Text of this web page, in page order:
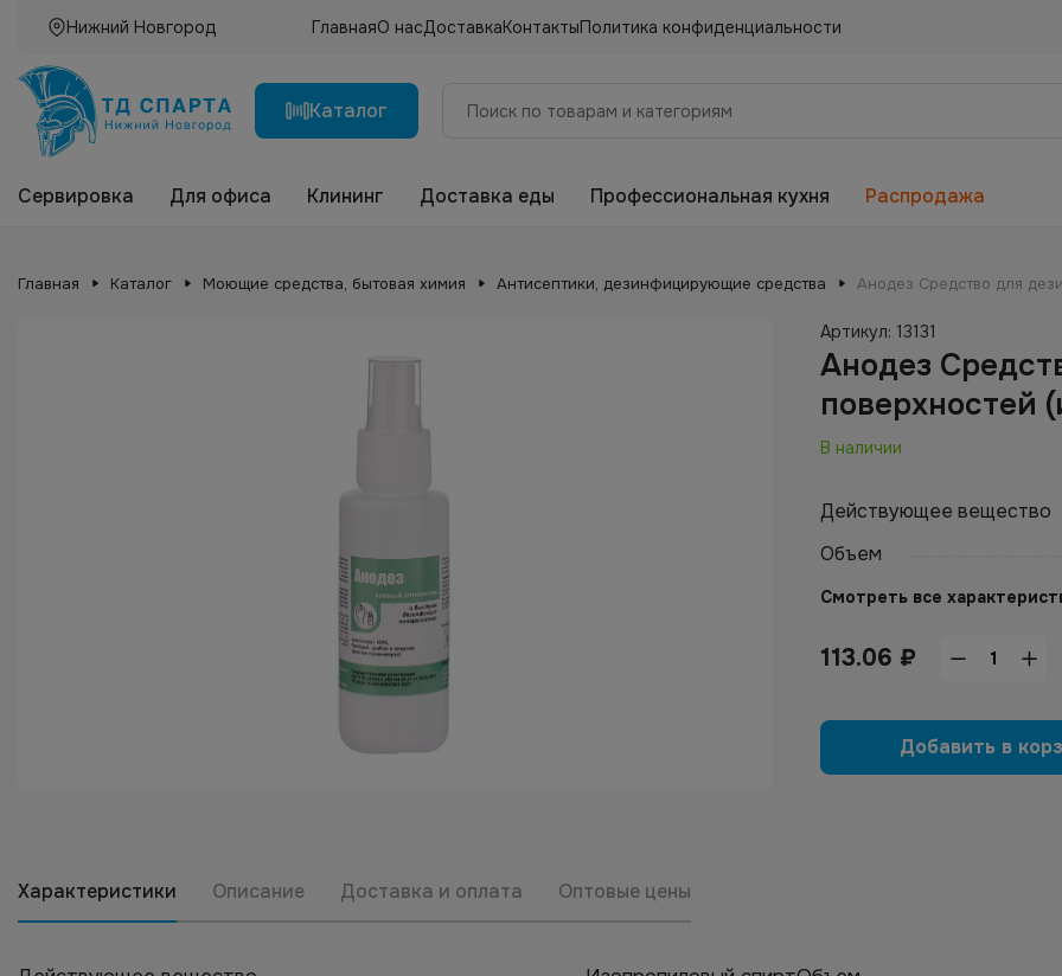
Нижний Новгород ГлавнаяО насДоставкаКонтактыПолитика конфиденциальности
Каталог
Сервировка Для офиса Клининг Доставка еды Профессиональная кухня Распродажа
Главная Каталог Моющие средства, бытовая химия Антисептики, дезинфицирующие средства Анодез Средство для
Артикул: 13131
Анодез
поверхностей
В наличии
Действующее вещество
Объем
Смотреть все
113.06 ₽
Добавить в
Характеристики Описание Доставка и оплата Оптовые цены